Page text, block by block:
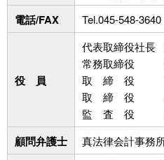
電話/FAX Tel.045-548-
役 員
代表取締役社
常務取締役
取 締 役
取 締 役
監 査 役
顧問弁護士 真法律会計事務